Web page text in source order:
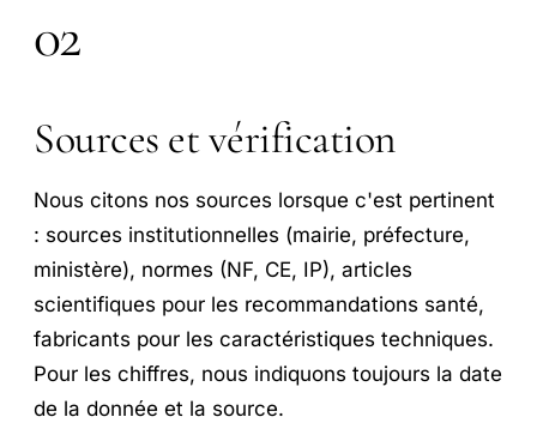
02
Sources et vérification
Nous citons nos sources lorsque c'est pertinent
: sources institutionnelles (mairie, préfecture,
ministère), normes (NF, CE, IP), articles
scientifiques pour les recommandations santé,
fabricants pour les caractéristiques techniques.
Pour les chiffres, nous indiquons toujours la date
de la donnée et la source.